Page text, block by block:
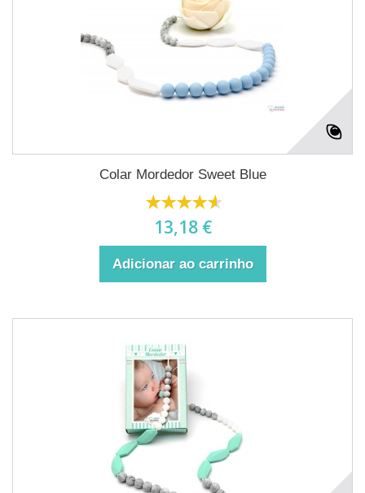
Colar Mordedor Sweet Blue
13,18 €
Adicionar ao carrinho